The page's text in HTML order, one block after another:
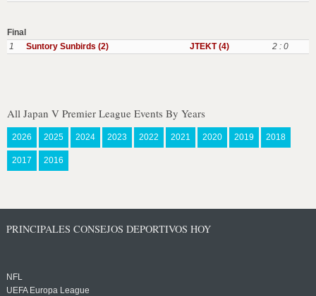
Final
1
Suntory Sunbirds (2) JTEKT (4) 2 : 0
All Japan V Premier League Events By Years
2026 2025 2024 2023 2022 2021 2020 2019 2018
2017 2016
PRINCIPALES CONSEJOS DEPORTIVOS HOY
NFL
UEFA Europa League